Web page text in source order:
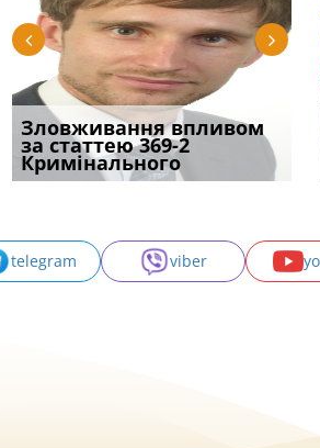
Якщо суд встановив для
відшкодування шкоди
наявніс
Зловживання впливом
за статтею 369-2
Кримінального
Особливості захисту у
кримінальному
провадженні: я
telegram viber